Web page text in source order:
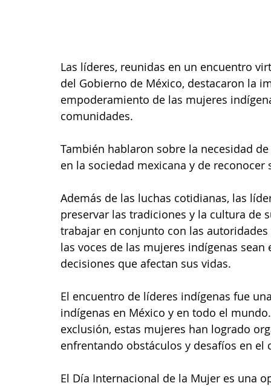
Las líderes, reunidas en un encuentro
del Gobierno de México, destacaron la
empoderamiento de las mujeres
comunidades.
También hablaron sobre la necesidad
en la sociedad mexicana y de
Además de las luchas cotidianas, las
preservar las tradiciones y la cultura de
trabajar en conjunto con las
las voces de las mujeres indígenas
decisiones que afectan sus vidas.
El encuentro de líderes indígenas fue
indígenas en México y en todo el
exclusión, estas mujeres han logrado
enfrentando obstáculos y desafíos en el
El Día Internacional de la Mujer es una